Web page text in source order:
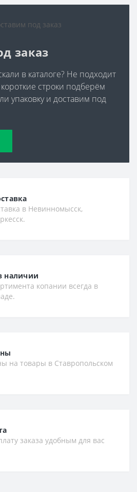
заказ
в каталоге? Не подходит
строки подберём
упаковку и доставим под
в Невинномысск,
наличии
копании всегда в
на товары в Ставропольском
заказа удобным для вас